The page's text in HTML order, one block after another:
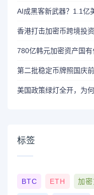
香港打击加密币跨境投
780亿韩元加密资产国
美国政策绿灯全开，为
标签
BTC ETH 加